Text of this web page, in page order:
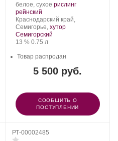
Производитель:
Имение
Сикоры.
белое, сухое .
винограда:
рислинг
рейнский.
Регион:
Краснодарский край,
Семигорье, хутор
Семигорский
Крепость
13 %. Объем
0.75 л
5 500 руб.
Товар распродан
СООБЩИТЬ О
ПОСТУПЛЕНИИ
РТ-00002485